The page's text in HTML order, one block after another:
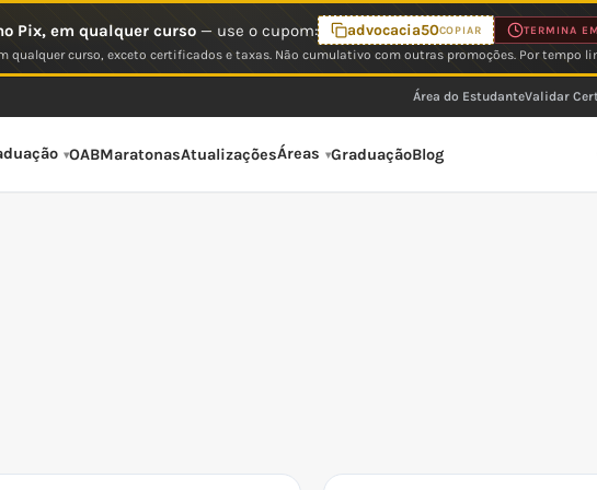
Pix, em qualquer curso— use o cupom: advocacia50COPIAR TERMINA
qualquer curso, exceto certificados e taxas. Não cumulativo com outras promoções. Por tempo
Área do EstudanteValidar
OABMaratonasAtualizaçõesÁreas GraduaçãoBlog